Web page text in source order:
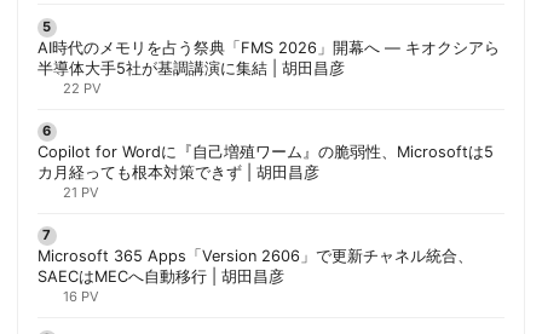
AI時代のメモリを占う祭典「FMS 2026」開幕へ ― キオクシアら
半導体大手5社が基調講演に集結 | 胡田昌彦
22 PV
Copilot for Wordに『自己増殖ワーム』の脆弱性、Microsoftは5
カ月経っても根本対策できず | 胡田昌彦
21 PV
Microsoft 365 Apps「Version 2606」で更新チャネル統合、
SAECはMECへ自動移行 | 胡田昌彦
16 PV